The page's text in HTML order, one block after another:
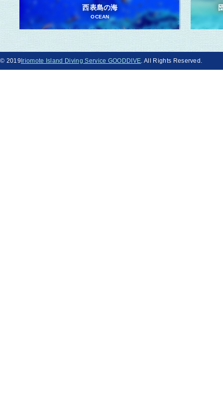
西表島の海
OCEAN
© 2019 Iriomote Island Diving Service GOODDIVE. All Rights Reserved.